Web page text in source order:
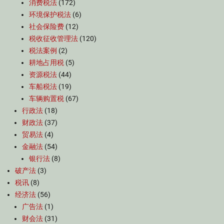
消费税法 (172)
环境保护税法 (6)
社会保险费 (12)
税收征收管理法 (120)
税法案例 (2)
耕地占用税 (5)
资源税法 (44)
车船税法 (19)
车辆购置税 (67)
行政法 (18)
财政法 (37)
贸易法 (4)
金融法 (54)
银行法 (8)
破产法 (3)
税讯 (8)
经济法 (56)
广告法 (1)
财会法 (31)